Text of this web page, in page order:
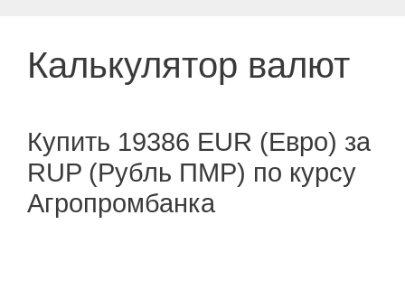
Калькулятор валют
Купить 19386 EUR (Евро) за
RUP (Рубль ПМР) по курсу
Агропромбанка